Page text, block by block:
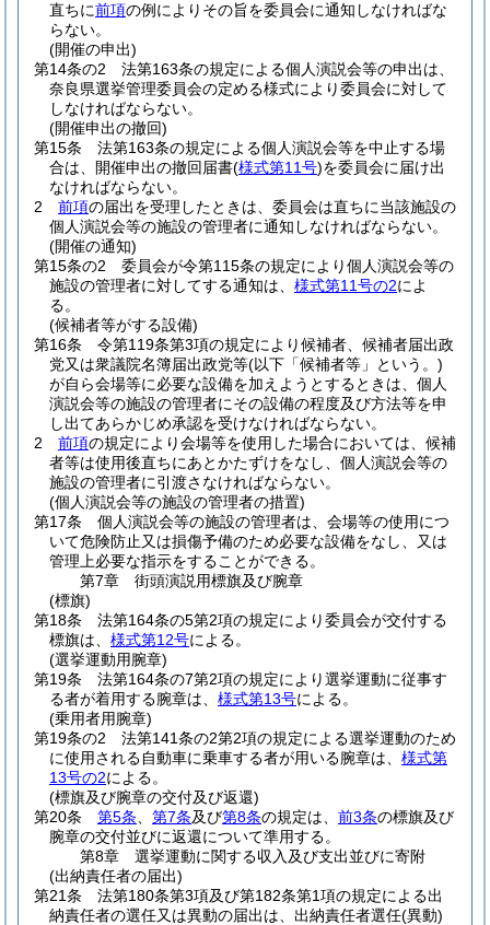
直ちに前項の例によりその旨を委員会に通知しなければな
らない。
(開催の申出)
第14条の2
法第163条の規定による個人演説会等の申出は、
奈良県選挙管理委員会の定める様式により委員会に対して
しなければならない。
(開催申出の撤回)
第15条
法第163条の規定による個人演説会等を中止する場
合は、開催申出の撤回届書(様式第11号)を委員会に届け出
なければならない。
2
前項の届出を受理したときは、委員会は直ちに当該施設の
個人演説会等の施設の管理者に通知しなければならない。
(開催の通知)
第15条の2
委員会が令第115条の規定により個人演説会等の
施設の管理者に対してする通知は、 様式第11号の2によ
る。
(候補者等がする設備)
第16条
令第119条第3項の規定により候補者、候補者届出政
党又は衆議院名簿届出政党等(以下「候補者等」という。)
が自ら会場等に必要な設備を加えようとするときは、個人
演説会等の施設の管理者にその設備の程度及び方法等を申
し出てあらかじめ承認を受けなければならない。
2
前項の規定により会場等を使用した場合においては、候補
者等は使用後直ちにあとかたずけをなし、個人演説会等の
施設の管理者に引渡さなければならない。
(個人演説会等の施設の管理者の措置)
第17条
個人演説会等の施設の管理者は、会場等の使用につ
いて危険防止又は損傷予備のため必要な設備をなし、又は
管理上必要な指示をすることができる。
第7章
街頭演説用標旗及び腕章
(標旗)
第18条
法第164条の5第2項の規定により委員会が交付する
標旗は、 様式第12号による。
(選挙運動用腕章)
第19条
法第164条の7第2項の規定により選挙運動に従事す
る者が着用する腕章は、 様式第13号による。
(乗用者用腕章)
第19条の2
法第141条の2第2項の規定による選挙運動のため
に使用される自動車に乗車する者が用いる腕章は、 様式第
13号の2による。
(標旗及び腕章の交付及び返還)
第20条
第5条 第7条及び第8条の規定は、 前3条の標旗及び
腕章の交付並びに返還について準用する。
第8章
選挙運動に関する収入及び支出並びに寄附
(出納責任者の届出)
第21条
法第180条第3項及び第182条第1項の規定による出
納責任者の選任又は異動の届出は、出納責任者選任(異動)